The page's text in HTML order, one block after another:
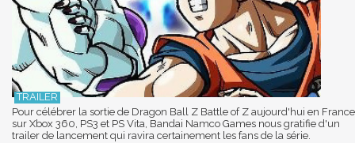
Pour célébrer la sortie de Dragon Ball Z Battle of Z aujourd'hui en France
sur Xbox 360, PS3 et PS Vita, Bandai Namco Games nous gratifie d'un
trailer de lancement qui ravira certainement les fans de la série.